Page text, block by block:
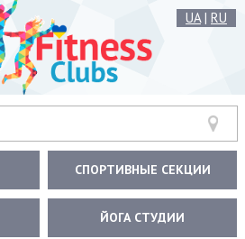
UA| RU
СПОРТИВНЫЕ СЕКЦИИ
ЙОГА СТУДИИ